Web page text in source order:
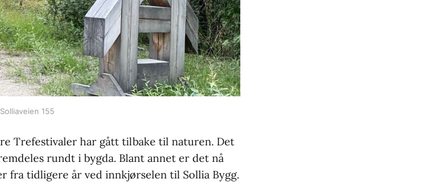
Solliaveien 155
Trefestivaler har gått tilbake til naturen. Det
rundt i bygda. Blant annet er det nå
fra tidligere år ved innkjørselen til Sollia Bygg.